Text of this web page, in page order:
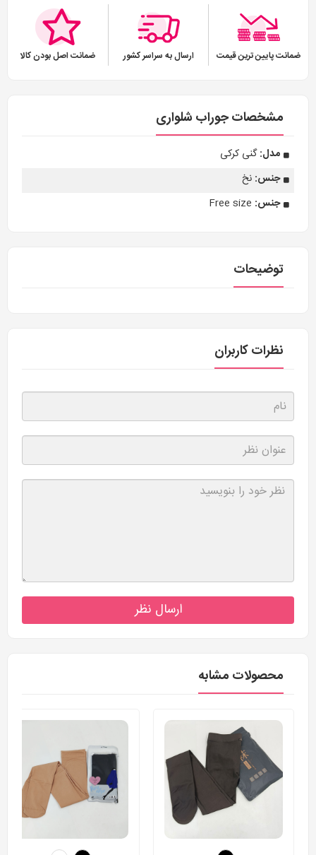
ضمانت پایین ترین قیمت ارسال به سراسر کشور ضمانت اصل بودن کالا
مشخصات جوراب شلواری
مدل: گنی کرکی
جنس: نخ
جنس: Free size
توضیحات
نظرات کاربران
ارسال نظر
محصولات مشابه